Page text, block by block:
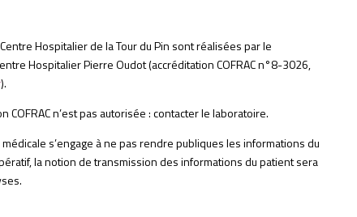
Hospitalier de la Tour du Pin sont réalisées par le
Hospitalier Pierre Oudot (accréditation COFRAC n°8-3026,
).
COFRAC n’est pas autorisée : contacter le laboratoire.
s’engage à ne pas rendre publiques les informations du
la notion de transmission des informations du patient sera
.